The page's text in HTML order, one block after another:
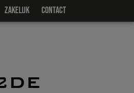
ZAKELIJK CONTACT